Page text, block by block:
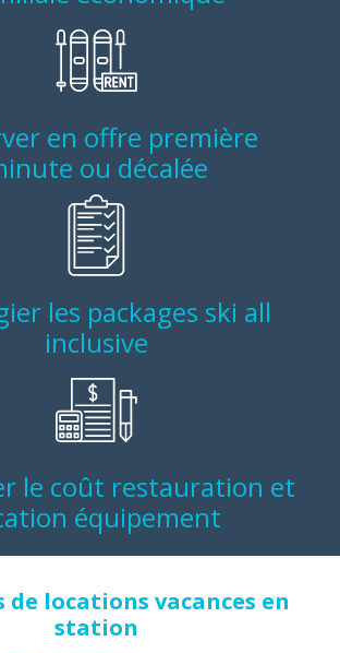
en offre première
ou décalée
les packages ski all
inclusive
le coût restauration et
équipement
de locations vacances en
station